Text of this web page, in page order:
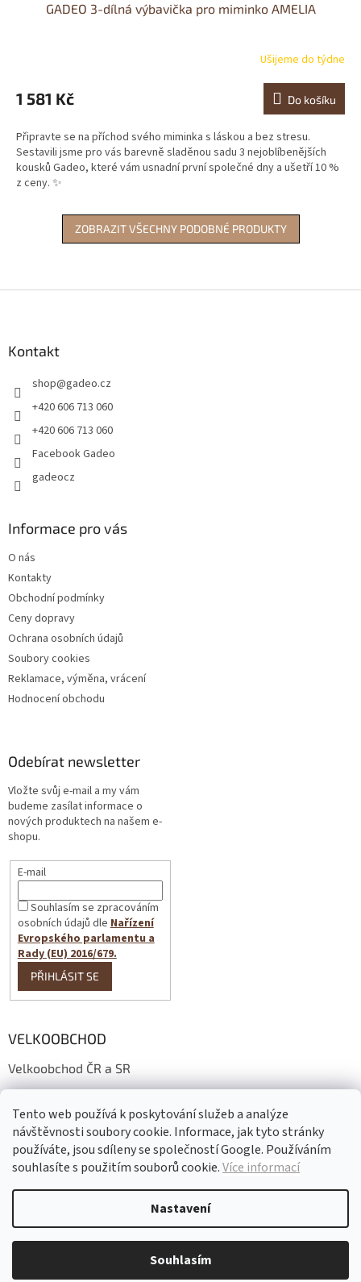
Tento web používá k poskytování služeb a analýze
návštěvnosti soubory cookie. Informace, jak tyto stránky
používáte, jsou sdíleny se společností Google. Používáním
souhlasíte s použitím souborů cookie.Více informací
Nastavení
Souhlasím
GADEO 3-dílná výbavička pro miminko AMELIA
produktu
je
z
5
hvězdiček.
Ušijeme do týdne
1 581 Kč Do košíku
Připravte se na příchod svého miminka s láskou a bez stresu.
Sestavili jsme pro vás barevně sladěnou sadu 3 nejoblíbenějších
kousků Gadeo, které vám usnadní první společné dny a ušetří 10 %
z ceny. ✨
ZOBRAZIT VŠECHNY PODOBNÉ PRODUKTY
Kontakt
shop@gadeo.cz
+420 606 713 060
+420 606 713 060
Facebook Gadeo
gadeocz
Informace pro vás
O nás
Kontakty
Obchodní podmínky
Ceny dopravy
Ochrana osobních údajů
Soubory cookies
Reklamace, výměna, vrácení
Hodnocení obchodu
Odebírat newsletter
Vložte svůj e-mail a my vám
budeme zasílat informace o
nových produktech na našem e-
shopu.
E-mail
Souhlasím se zpracováním
osobních údajů dleNařízení
Evropského parlamentu a
Rady (EU) 2016/679.
PŘIHLÁSIT SE
VELKOOBCHOD
Velkoobchod ČR a SR
Großhandelsbedingungen
Vytvořil Shoptet
Copyright 2026Gadeo. Všechna práva vyhrazena.Upravit nastavení
cookies